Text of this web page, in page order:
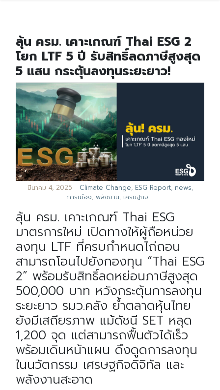
ลุ้น ครม. เคาะเกณฑ์ Thai ESG 2
โยก LTF 5 ปี รับสิทธิ์ลดภาษีสูงสุด
5 แสน กระตุ้นลงทุนระยะยาว!
มีนาคม 4, 2025 Climate Change, ESG Report, news,
การเมือง, พลังงาน, เศรษฐกิจ
ลุ้น ครม. เคาะเกณฑ์ Thai ESG
มาตรการใหม่ เปิดทางให้ผู้ถือหน่วย
ลงทุน LTF ที่ครบกำหนดไถ่ถอน
สามารถโอนไปยังกองทุน “Thai ESG
2” พร้อมรับสิทธิ์ลดหย่อนภาษีสูงสุด
500,000 บาท หวังกระตุ้นการลงทุน
ระยะยาว รมว.คลัง ย้ำตลาดหุ้นไทย
ยังมีเสถียรภาพ แม้ดัชนี SET หลุด
1,200 จุด แต่สามารถฟื้นตัวได้เร็ว
พร้อมเดินหน้าแผน ดึงดูดการลงทุน
ในนวัตกรรม เศรษฐกิจดิจิทัล และ
พลังงานสะอาด